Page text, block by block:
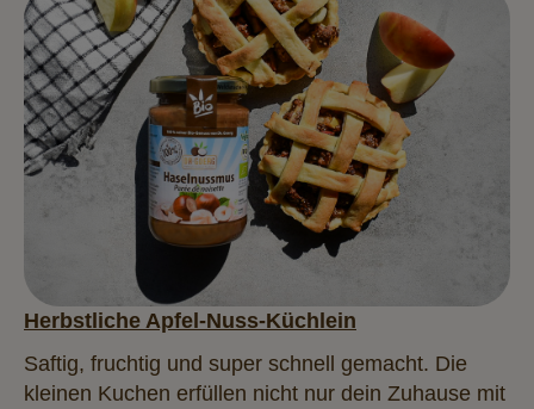
Herbstliche Apfel-Nuss-Küchlein
Saftig, fruchtig und super schnell gemacht. Die
kleinen Kuchen erfüllen nicht nur dein Zuhause mit